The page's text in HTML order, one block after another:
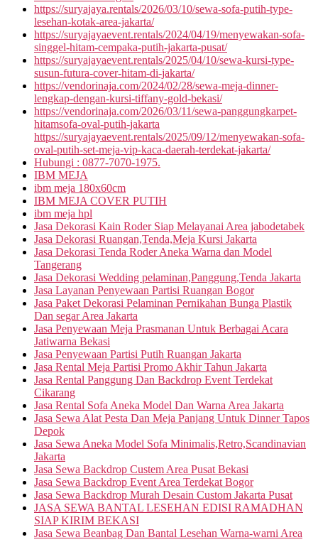
https://suryajaya.rentals/2026/03/10/sewa-sofa-putih-type-
lesehan-kotak-area-jakarta/
https://suryajayaevent.rentals/2024/04/19/menyewakan-sofa-
singgel-hitam-cempaka-putih-jakarta-pusat/
https://suryajayaevent.rentals/2025/04/10/sewa-kursi-type-
susun-futura-cover-hitam-di-jakarta/
https://vendorinaja.com/2024/02/28/sewa-meja-dinner-
lengkap-dengan-kursi-tiffany-gold-bekasi/
https://vendorinaja.com/2026/03/11/sewa-panggungkarpet-
hitamsofa-oval-putih-jakarta
https://suryajayaevent.rentals/2025/09/12/menyewakan-sofa-
oval-putih-set-meja-vip-kaca-daerah-terdekat-jakarta/
Hubungi : 0877-7070-1975.
IBM MEJA
ibm meja 180x60cm
IBM MEJA COVER PUTIH
ibm meja hpl
Jasa Dekorasi Kain Roder Siap Melayanai Area jabodetabek
Jasa Dekorasi Ruangan,Tenda,Meja Kursi Jakarta
Jasa Dekorasi Tenda Roder Aneka Warna dan Model
Tangerang
Jasa Dekorasi Wedding pelaminan,Panggung,Tenda Jakarta
Jasa Layanan Penyewaan Partisi Ruangan Bogor
Jasa Paket Dekorasi Pelaminan Pernikahan Bunga Plastik
Dan segar Area Jakarta
Jasa Penyewaan Meja Prasmanan Untuk Berbagai Acara
Jatiwarna Bekasi
Jasa Penyewaan Partisi Putih Ruangan Jakarta
Jasa Rental Meja Partisi Promo Akhir Tahun Jakarta
Jasa Rental Panggung Dan Backdrop Event Terdekat
Cikarang
Jasa Rental Sofa Aneka Model Dan Warna Area Jakarta
Jasa Sewa Alat Pesta Dan Meja Panjang Untuk Dinner Tapos
Depok
Jasa Sewa Aneka Model Sofa Minimalis,Retro,Scandinavian
Jakarta
Jasa Sewa Backdrop Custem Area Pusat Bekasi
Jasa Sewa Backdrop Event Area Terdekat Bogor
Jasa Sewa Backdrop Murah Desain Custom Jakarta Pusat
JASA SEWA BANTAL LESEHAN EDISI RAMADHAN
SIAP KIRIM BEKASI
Jasa Sewa Beanbag Dan Bantal Lesehan Warna-warni Area